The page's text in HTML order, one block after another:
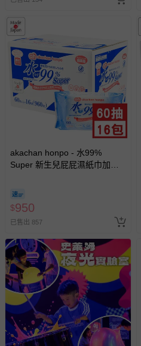
akachan honpo - 水99%
Super 新生兒屁屁濕紙巾加厚
$950
已售出 857